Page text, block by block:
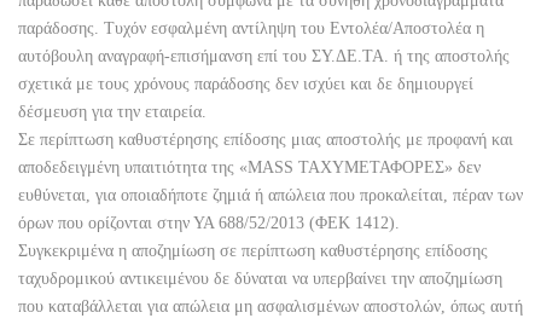
παράδοσης. Τυχόν εσφαλμένη αντίληψη του Εντολέα/Αποστολέα η
αυτόβουλη αναγραφή-επισήμανση επί του ΣΥ.ΔΕ.ΤΑ. ή της αποστολής
σχετικά με τους χρόνους παράδοσης δεν ισχύει και δε δημιουργεί
δέσμευση για την εταιρεία.
Σε περίπτωση καθυστέρησης επίδοσης μιας αποστολής με προφανή και
αποδεδειγμένη υπαιτιότητα της «MASS ΤΑΧΥΜΕΤΑΦΟΡΕΣ» δεν
ευθύνεται, για οποιαδήποτε ζημιά ή απώλεια που προκαλείται, πέραν των
όρων που ορίζονται στην ΥΑ 688/52/2013 (ΦΕΚ 1412).
Συγκεκριμένα η αποζημίωση σε περίπτωση καθυστέρησης επίδοσης
ταχυδρομικού αντικειμένου δε δύναται να υπερβαίνει την αποζημίωση
που καταβάλλεται για απώλεια μη ασφαλισμένων αποστολών, όπως αυτή